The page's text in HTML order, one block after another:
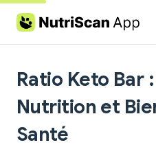
Skip to content
Ratio Keto Bar
Nutrition et
Santé